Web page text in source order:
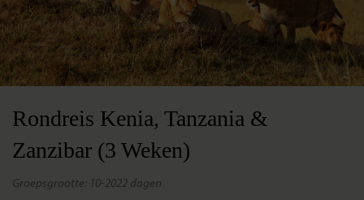
Rondreis Kenia, Tanzania &
Zanzibar (3 Weken)
groepsgrootte: 10-20 22 dagen